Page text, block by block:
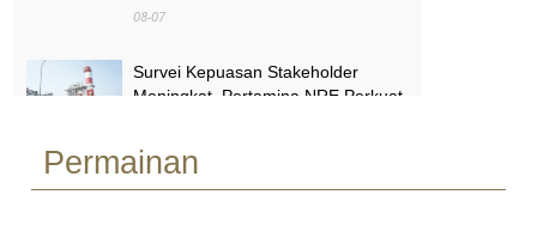
08-07
Survei Kepuasan Stakeholder
Meningkat, Pertamina NRE Perkuat
08-07
Permainan